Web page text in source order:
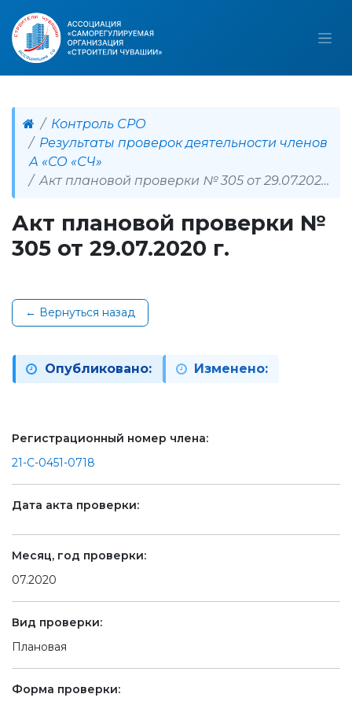
Контроль СРО
Результаты проверок деятельности членов
А «СО «СЧ»
Акт плановой проверки № 305 от 29.07.2020 г.
Акт плановой проверки №
305 от 29.07.2020 г.
← Вернуться назад
Опубликовано: Изменено:
Регистрационный номер члена:
21-С-0451-0718
Дата акта проверки:
Месяц, год проверки:
07.2020
Вид проверки:
Плановая
Форма проверки: